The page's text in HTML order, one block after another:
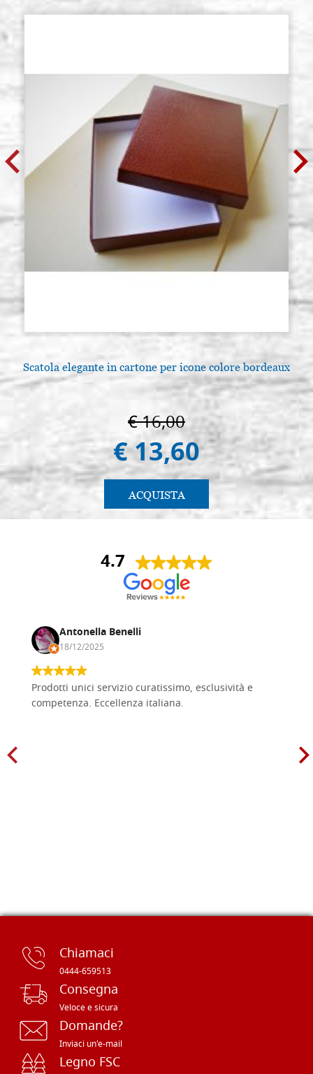
Scatola elegante in cartone per icone colore bordeaux
€ 16,00
€ 13,60
ACQUISTA
4.7
Antonella Benelli
18/12/2025
Prodotti unici servizio curatissimo, esclusività e
competenza. Eccellenza italiana.
Chiamaci
0444-659513
Consegna
Veloce e sicura
Domande?
Inviaci un'e-mail
Legno FSC